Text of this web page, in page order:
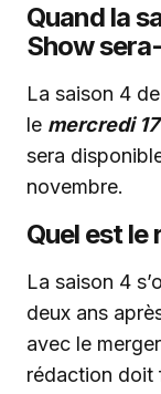
Quand la
Show
La saison 4
le mercredi
sera
novembre.
Quel est le
La saison 4
deux ans
avec le
rédaction doit